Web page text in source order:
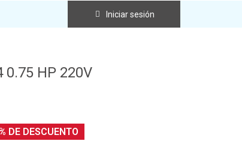
Iniciar sesión
0.75 HP 220V
DE DESCUENTO